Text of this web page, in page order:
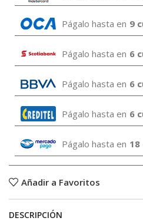
Págalo hasta en 9
Págalo hasta en 6
Págalo hasta en 6
Págalo hasta en 6
Págalo hasta en 18
Añadir a Favoritos
DESCRIPCIÓN